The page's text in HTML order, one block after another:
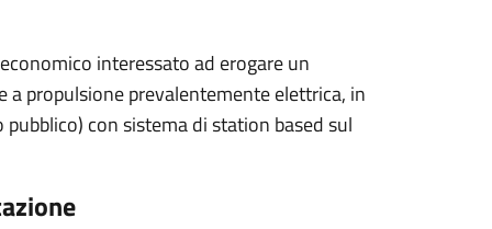
interessato ad erogare un
propulsione prevalentemente elettrica, in
con sistema di station based sul